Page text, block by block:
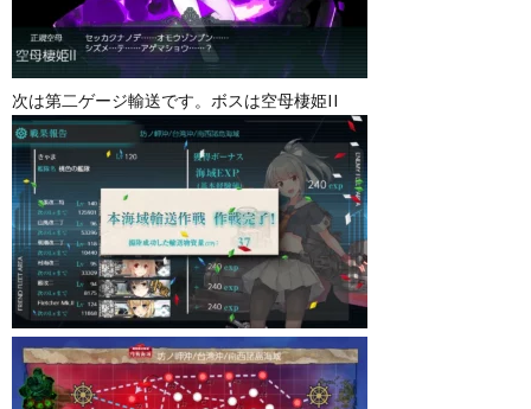
次は第二ゲージ輸送です。ボスは空母棲姫II